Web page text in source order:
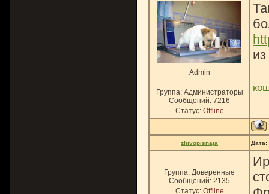
Admin
Группа: Администраторы
Сообщений: 7216
Статус: Offline
zhivopisnaja Дата:
Группа: Доверенные
Сообщений: 2135
Статус: Offline